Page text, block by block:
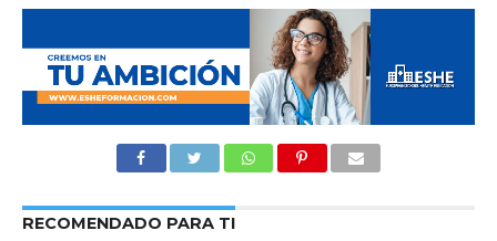
RECOMENDADO PARA TI